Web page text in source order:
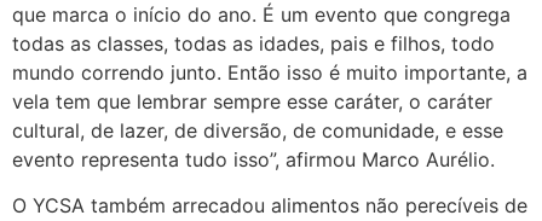
que marca o início do ano. É um evento que congrega
todas as classes, todas as idades, pais e filhos, todo
mundo correndo junto. Então isso é muito importante, a
vela tem que lembrar sempre esse caráter, o caráter
cultural, de lazer, de diversão, de comunidade, e esse
evento representa tudo isso”, afirmou Marco Aurélio.
O YCSA também arrecadou alimentos não perecíveis de